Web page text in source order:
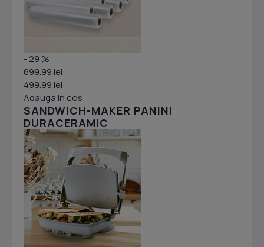
- 29 %
699.99 lei
499.99 lei
Adauga in cos
SANDWICH-MAKER PANINI
DURACERAMIC